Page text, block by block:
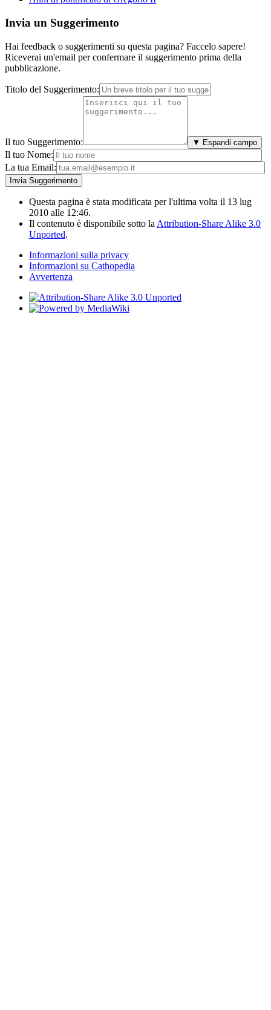
Invia un Suggerimento
Hai feedback o suggerimenti su questa pagina? Faccelo sapere!
Riceverai un'email per confermare il suggerimento prima della
pubblicazione.
Titolo del Suggerimento:
Il tuo Suggerimento: ▼ Espandi campo
Il tuo Nome:
La tua Email:
Questa pagina è stata modificata per l'ultima volta il 13 lug
2010 alle 12:46.
Il contenuto è disponibile sotto la Attribution-Share Alike 3.0
Unported.
Informazioni sulla privacy
Informazioni su Cathopedia
Avvertenza